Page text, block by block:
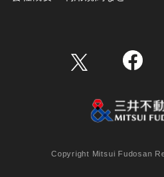
Copyright Mitsui Fudosan